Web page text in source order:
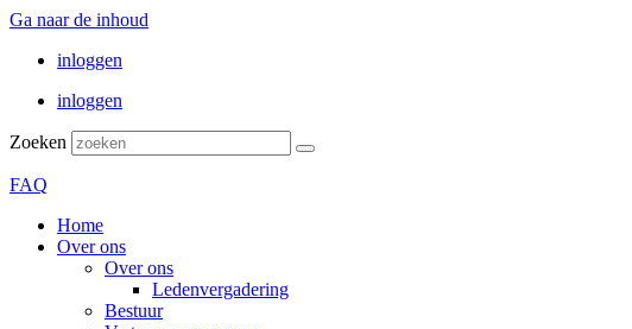
Ga naar de inhoud
inloggen
inloggen
Zoeken
FAQ
Home
Over ons
Over ons
Ledenvergadering
Bestuur